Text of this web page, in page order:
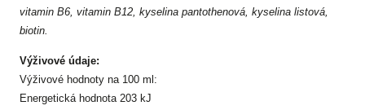
vitamin B6, vitamin B12, kyselina pantothenová, kyselina listová,
biotin.
Výživové údaje:
Výživové hodnoty na 100 ml:
Energetická hodnota 203 kJ